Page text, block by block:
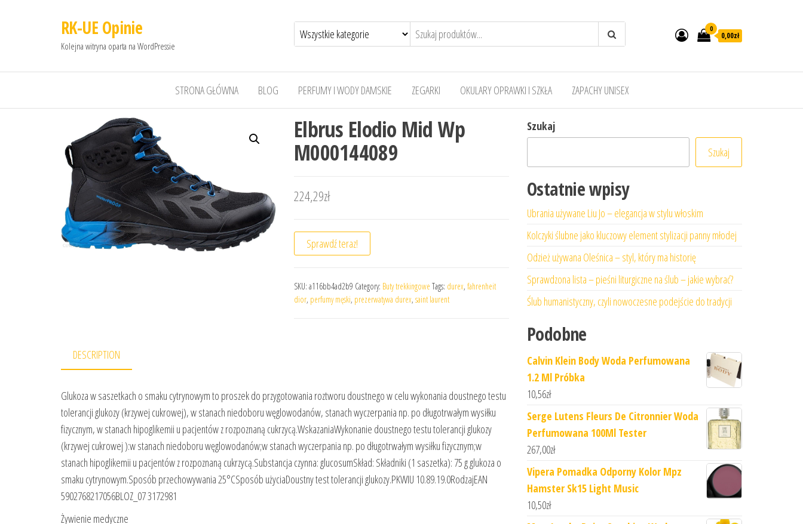
RK-UE Opinie
Kolejna witryna oparta na WordPressie
0
0,00zł
STRONA GŁÓWNA BLOG PERFUMY I WODY DAMSKIE ZEGARKI OKULARY OPRAWKI I SZKŁA ZAPACHY UNISEX
Elbrus Elodio Mid Wp
M000144089
224,29zł
Sprawdź teraz!
SKU: a116bb4ad2b9 Category: Buty trekkingowe Tags: durex, fahrenheit
dior, perfumy męski, prezerwatywa durex, saint laurent
DESCRIPTION
Glukoza w saszetkach o smaku cytrynowym to proszek do przygotowania roztworu doustnego w celu wykonania doustnego testu
tolerancji glukozy (krzywej cukrowej), w stanach niedoboru węglowodanów, stanach wyczerpania np. po długotrwałym wysiłku
fizycznym, w stanach hipoglikemii u pacjentów z rozpoznaną cukrzycą.WskazaniaWykonanie doustnego testu tolerancji glukozy
(krzywej cukrowej ):w stanach niedoboru węglowodanów;w stanach wyczerpania np. po długotrwałym wysiłku fizycznym;w
stanach hipoglikemii u pacjentów z rozpoznaną cukrzycą.Substancja czynna: glucosumSkład: Składniki (1 saszetka): 75 g glukoza o
smaku cytrynowym.Sposób przechowywania 25°CSposób użyciaDoustny test tolerancji glukozy.PKWIU 10.89.19.0RodzajEAN
5902768217056BLOZ_07 3172981
Żywienie medyczne
Szukaj
Szukaj
Ostatnie wpisy
Ubrania używane Liu Jo – elegancja w stylu włoskim
Kolczyki ślubne jako kluczowy element stylizacji panny młodej
Odzież używana Oleśnica – styl, który ma historię
Sprawdzona lista – pieśni liturgiczne na ślub – jakie wybrać?
Ślub humanistyczny, czyli nowoczesne podejście do tradycji
Podobne
Calvin Klein Body Woda Perfumowana
1.2 Ml Próbka
10,56zł
Serge Lutens Fleurs De Citronnier Woda
Perfumowana 100Ml Tester
267,00zł
Vipera Pomadka Odporny Kolor Mpz
Hamster Sk15 Light Music
10,50zł